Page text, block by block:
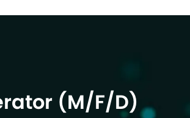
(M/F/D)